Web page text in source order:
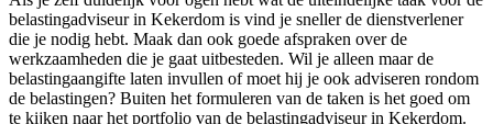
belastingadviseur in Kekerdom is vind je sneller de dienstverlener
die je nodig hebt. Maak dan ook goede afspraken over de
werkzaamheden die je gaat uitbesteden. Wil je alleen maar de
belastingaangifte laten invullen of moet hij je ook adviseren rondom
de belastingen? Buiten het formuleren van de taken is het goed om
te kijken naar het portfolio van de belastingadviseur in Kekerdom.